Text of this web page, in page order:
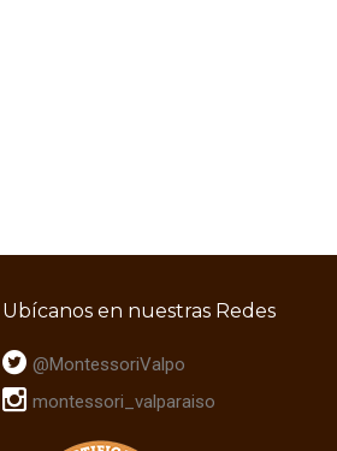
Ubícanos en nuestras Redes
@MontessoriValpo
montessori_valparaiso